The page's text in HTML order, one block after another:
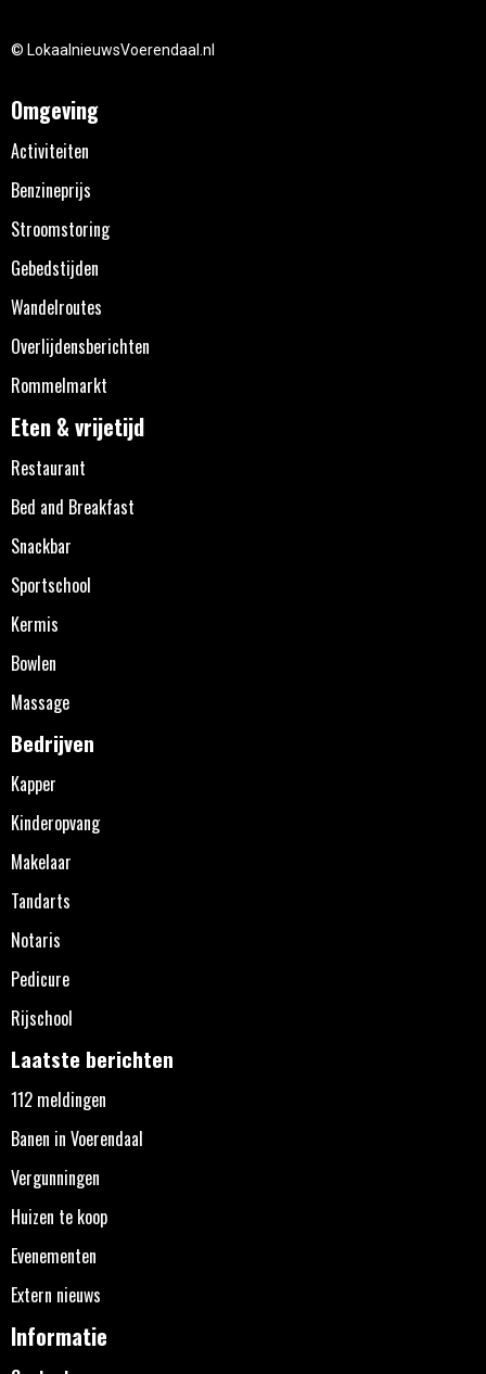
© LokaalnieuwsVoerendaal.nl
Omgeving
Activiteiten
Benzineprijs
Stroomstoring
Gebedstijden
Wandelroutes
Overlijdensberichten
Rommelmarkt
Eten & vrijetijd
Restaurant
Bed and Breakfast
Snackbar
Sportschool
Kermis
Bowlen
Massage
Bedrijven
Kapper
Kinderopvang
Makelaar
Tandarts
Notaris
Pedicure
Rijschool
Laatste berichten
112 meldingen
Banen in Voerendaal
Vergunningen
Huizen te koop
Evenementen
Extern nieuws
Informatie